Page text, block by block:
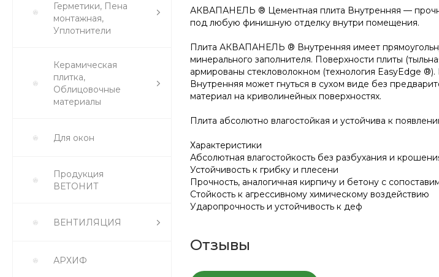
Герметики, Пена
монтажная,
Уплотнители
Керамическая
плитка,
Облицовочные
материалы
Для окон
Продукция
ВЕТОНИТ
ВЕНТИЛЯЦИЯ
АРХИФ
АКВАПАНЕЛЬ ® Цементная плита Внутренняя —
под любую финишную отделку внутри помещения.
Плита АКВАПАНЕЛЬ ® Внутренняя имеет
минерального заполнителя. Поверхности плиты
армированы стекловолокном (технология EasyEdge
Внутренняя может гнуться в сухом виде без
материал на криволинейных поверхностях.
Плита абсолютно влагостойкая и устойчива к
Характеристики
Абсолютная влагостойкость без разбухания и
Устойчивость к грибку и плесени
Прочность, аналогичная кирпичу и бетону с
Стойкость к агрессивному химическому воздействию
Ударопрочность и устойчивость к деф
Отзывы